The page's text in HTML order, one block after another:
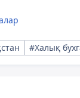
#Халық